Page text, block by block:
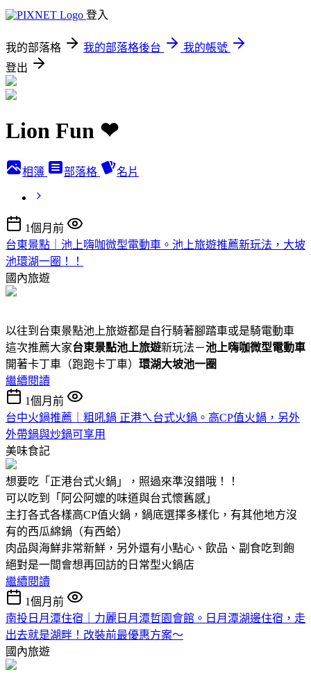
登入
我的部落格 我的部落格後台
我的帳號
登出
Lion Fun ❤
相簿 部落格 名片
1個月前
台東景點｜池上嗨咖微型電動車。池上旅遊推薦新玩法，大坡
池環湖一圈！！
國內旅遊
以往到台東景點池上旅遊都是自行騎著腳踏車或是騎電動車
這次推薦大家台東景點池上旅遊新玩法－池上嗨咖微型電動車
開著卡丁車（跑跑卡丁車） 環湖大坡池一圈
繼續閱讀
1個月前
台中火鍋推薦｜粗吼鍋 正港ㄟ台式火鍋。高CP值火鍋，另外
外帶鍋與炒鍋可享用
美味食記
想要吃「正港台式火鍋」，照過來準沒錯哦！！
可以吃到「阿公阿嬤的味道與台式懷舊感」
主打各式各樣高CP值火鍋，鍋底選擇多樣化，有其他地方沒
有的西瓜綿鍋（有西蛤）
肉品與海鮮非常新鮮，另外還有小點心、飲品、副食吃到飽
絕對是一間會想再回訪的日常型火鍋店
繼續閱讀
1個月前
南投日月潭住宿｜力麗日月潭哲園會館。日月潭湖邊住宿，走
出去就是湖畔！改裝前最優惠方案～
國內旅遊